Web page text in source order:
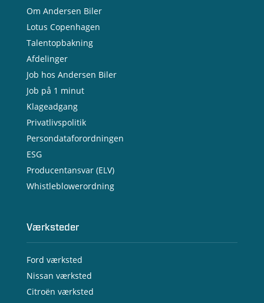
Om Andersen Biler
Lotus Copenhagen
Talentopbakning
Afdelinger
Job hos Andersen Biler
Job på 1 minut
Klageadgang
Privatlivspolitik
Persondataforordningen
ESG
Producentansvar (ELV)
Whistleblowerordning
Værksteder
Ford værksted
Nissan værksted
Citroën værksted